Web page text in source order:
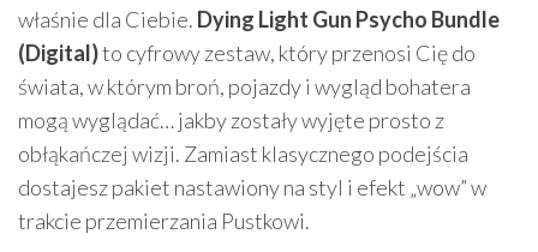
właśnie dla Ciebie. Dying Light Gun Psycho Bundle
(Digital)to cyfrowy zestaw, który przenosi Cię do
świata, w którym broń, pojazdy i wygląd bohatera
mogą wyglądać… jakby zostały wyjęte prosto z
obłąkańczej wizji. Zamiast klasycznego podejścia
dostajesz pakiet nastawiony na styl i efekt „wow” w
trakcie przemierzania Pustkowi.